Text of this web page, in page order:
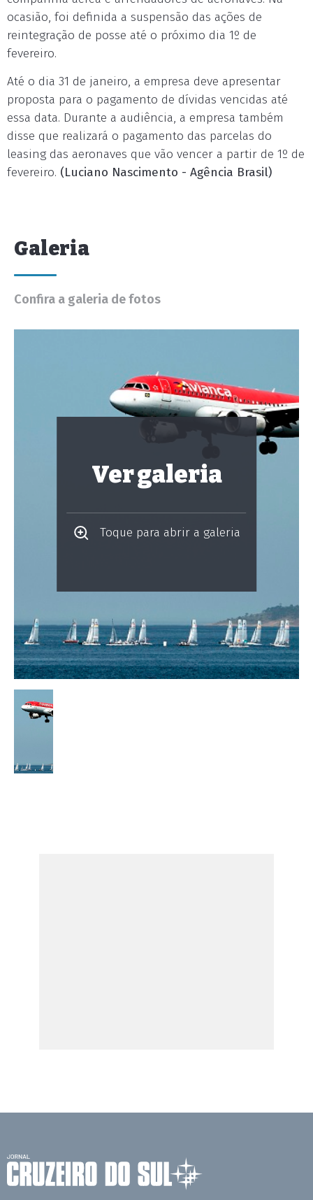
ocasião, foi definida a suspensão das ações de
reintegração de posse até o próximo dia 1º de
fevereiro.
Até o dia 31 de janeiro, a empresa deve apresentar
proposta para o pagamento de dívidas vencidas até
essa data. Durante a audiência, a empresa também
disse que realizará o pagamento das parcelas do
leasing das aeronaves que vão vencer a partir de 1º de
fevereiro. (Luciano Nascimento - Agência Brasil)
Galeria
Confira a galeria de fotos
Ver galeria
Toque para abrir a galeria